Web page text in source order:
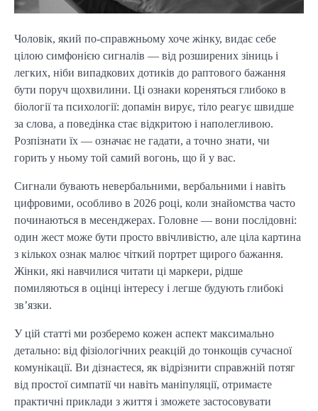
Чоловік, який по-справжньому хоче жінку, видає себе
цілою симфонією сигналів — від розширених зіниць і
легких, ніби випадкових дотиків до раптового бажання
бути поруч щохвилини. Ці ознаки кореняться глибоко в
біології та психології: допамін вирує, тіло реагує швидше
за слова, а поведінка стає відкритою і наполегливою.
Розпізнати їх — означає не гадати, а точно знати, чи
горить у ньому той самий вогонь, що й у вас.
Сигнали бувають невербальними, вербальними і навіть
цифровими, особливо в 2026 році, коли знайомства часто
починаються в месенджерах. Головне — вони послідовні:
один жест може бути просто ввічливістю, але ціла картина
з кількох ознак малює чіткий портрет щирого бажання.
Жінки, які навчилися читати ці маркери, рідше
помиляються в оцінці інтересу і легше будують глибокі
зв’язки.
У цій статті ми розберемо кожен аспект максимально
детально: від фізіологічних реакцій до тонкощів сучасної
комунікації. Ви дізнаєтеся, як відрізнити справжній потяг
від простої симпатії чи навіть маніпуляції, отримаєте
практичні приклади з життя і зможете застосовувати